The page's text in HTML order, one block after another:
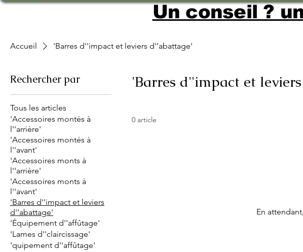
Un conseil ?
Accueil 'Barres d''impact et leviers d''abattage'
Rechercher par
Tous les articles
'Accessoires montés à
l''arrière'
'Accessoires montés à
l''avant'
'Accessoires monts à
l''arrière'
'Accessoires monts à
l''avant'
'Barres d''impact et leviers
d''abattage'
'Équipement d''affûtage'
'Lames d''claircissage'
'quipement d''affûtage'
'Barres d''impact et
0 article
En